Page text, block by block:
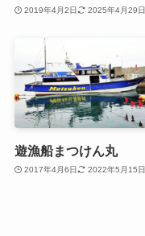
2019年4月2日 2025年4月29日
遊漁船まつけん丸
2017年4月6日 2022年5月15日